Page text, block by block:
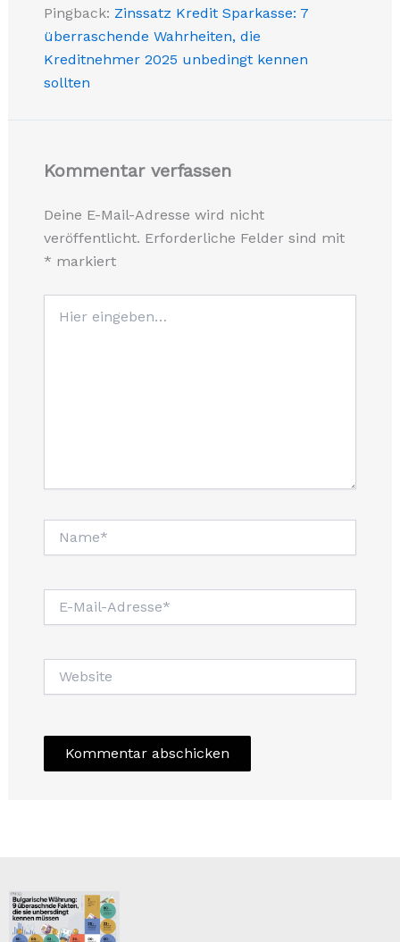
Pingback: Zinssatz Kredit Sparkasse: 7
überraschende Wahrheiten, die
Kreditnehmer 2025 unbedingt kennen
sollten
Kommentar verfassen
Deine E-Mail-Adresse wird nicht
veröffentlicht. Erforderliche Felder sind mit
* markiert
eingeben…
Mail-